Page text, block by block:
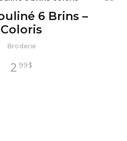
6 Brins –
Coloris
Broderie
2 .99 $